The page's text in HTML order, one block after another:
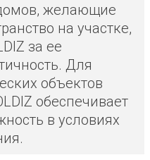
желающие
на участке,
за ее
Для
объектов
обеспечивает
в условиях